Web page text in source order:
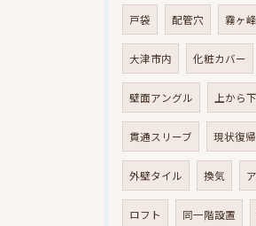
戸袋 配管穴 霧ヶ峰
大津市内 化粧カバー
壁面アングル 上から下
貫通スリーブ 現状復帰
外壁タイル 換気
ロフト 同一階設置